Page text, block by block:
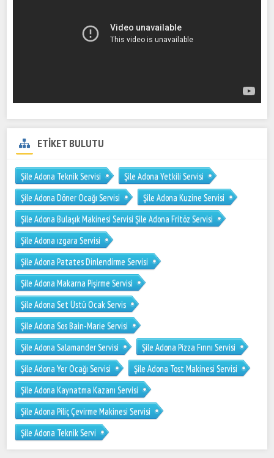
ETİKET BULUTU
Şile Adona Teknik Servisi
Şile Adona Yetkili Servisi
Şile Adona Döner Ocağı Servisi
Şile Adona Kuzine Servisi
Şile Adona Bulaşık Makinesi Servisi Şile Adona Fritöz Servisi
Şile Adona ızgara Servisi
Şile Adona Patates Dinlendirme Servisi
Şile Adona Makarna Pişirme Servisi
Şile Adona Set Üstü Ocak Servis
Şile Adona Sos Bain-Marie Servisi
Şile Adona Salamander Servisi
Şile Adona Pizza Fırını Servisi
Şile Adona Yer Ocağı Servisi
Şile Adona Tost Makinesi Servisi
Şile Adona Kaynatma Kazanı Servisi
Şile Adona Piliç Çevirme Makinesi Servisi
Şile Adona Teknik Servi